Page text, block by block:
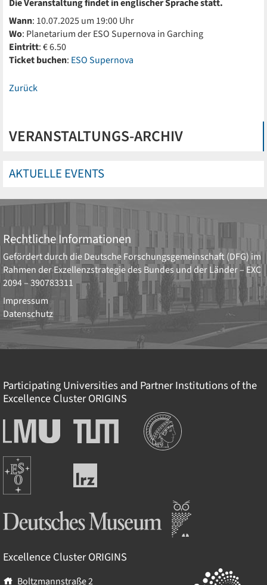
VERANSTALTUNGS-ARCHIV
AKTUELLE EVENTS
Die Veranstaltung findet in englischer Sprache statt.
Wann: 10.07.2025 um 19:00 Uhr
Wo: Planetarium der ESO Supernova in Garching
Eintritt: € 6.50
Ticket buchen: ESO Supernova
Zurück
Rechtliche Informationen
Gefördert durch dieDeutsche Forschungsgemeinschaft (DFG) im
Rahmen der Exzellenzstrategie des Bundes und der Länder – EXC
2094 – 390783311
Impressum
Datenschutz
Participating Universities and Partner Institutions of the
Excellence ClusterORIGINS
Ludwig-
Maximilians-
München
Technische
Universität
Institutionen
Europäische
Südsternwarte
Leibniz-
Rechenzentrum
Excellence ClusterORIGINS
Boltzmannstraße 2